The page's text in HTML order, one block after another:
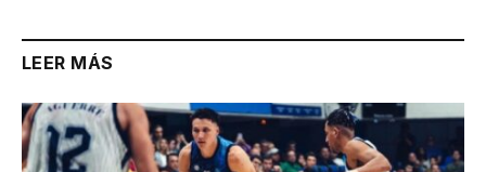
LEER MÁS